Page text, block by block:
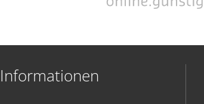
Informationen